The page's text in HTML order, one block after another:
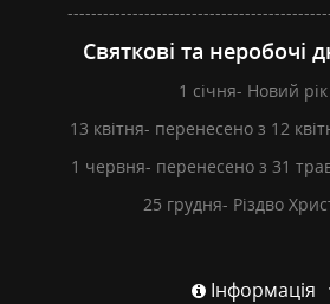
Святкові та неробочі
1 січня- Новий рік
13 квітня- перенесено з 12
1 червня- перенесено з 31
25 грудня- Різдво
Інформація